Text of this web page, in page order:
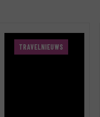
TRAVELNIEUWS